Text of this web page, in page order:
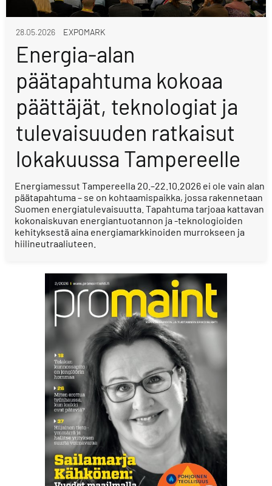
28.05.2026 EXPOMARK
Energia-alan
päätapahtuma kokoaa
päättäjät, teknologiat ja
tulevaisuuden ratkaisut
lokakuussa Tampereelle
Energiamessut Tampereella 20.–22.10.2026 ei ole vain alan
päätapahtuma – se on kohtaamispaikka, jossa rakennetaan
Suomen energiatulevaisuutta. Tapahtuma tarjoaa kattavan
kokonaiskuvan energiantuotannon ja -teknologioiden
kehityksestä aina energiamarkkinoiden murrokseen ja
hiilineutraaliuteen.